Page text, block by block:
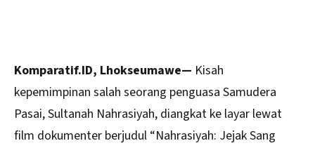
Komparatif.ID, Lhokseumawe— Kisah
kepemimpinan salah seorang penguasa Samudera
Pasai, Sultanah Nahrasiyah, diangkat ke layar lewat
film dokumenter berjudul “Nahrasiyah: Jejak Sang